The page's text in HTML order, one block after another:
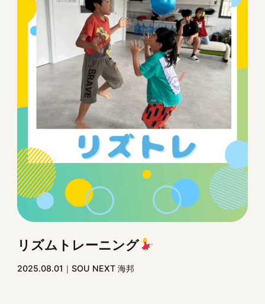
リズムトレーニング
2025.08.01 SOU NEXT 海邦